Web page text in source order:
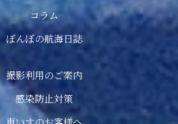
コラム
ぼんぼの航海日誌
撮影利用のご案内
感染防止対策